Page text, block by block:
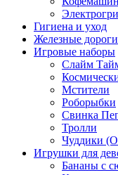
Гигиена и уход
Железные дороги
Игровые наборы
Слайм
Мстители
Роборыбки
Свинка
Тролли
Чуддики
Игрушки для
Бананы с